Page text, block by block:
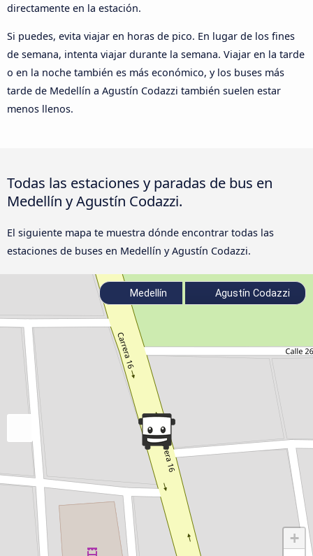
directamente en la estación.
Si puedes, evita viajar en horas de pico. En lugar de los fines
de semana, intenta viajar durante la semana. Viajar en la tarde
o en la noche también es más económico, y los buses más
tarde de Medellín a Agustín Codazzi también suelen estar
menos llenos.
Todas las estaciones y paradas de bus en
Medellín y Agustín Codazzi.
El siguiente mapa te muestra dónde encontrar todas las
estaciones de buses en Medellín y Agustín Codazzi.
+
Medellín Agustín Codazzi